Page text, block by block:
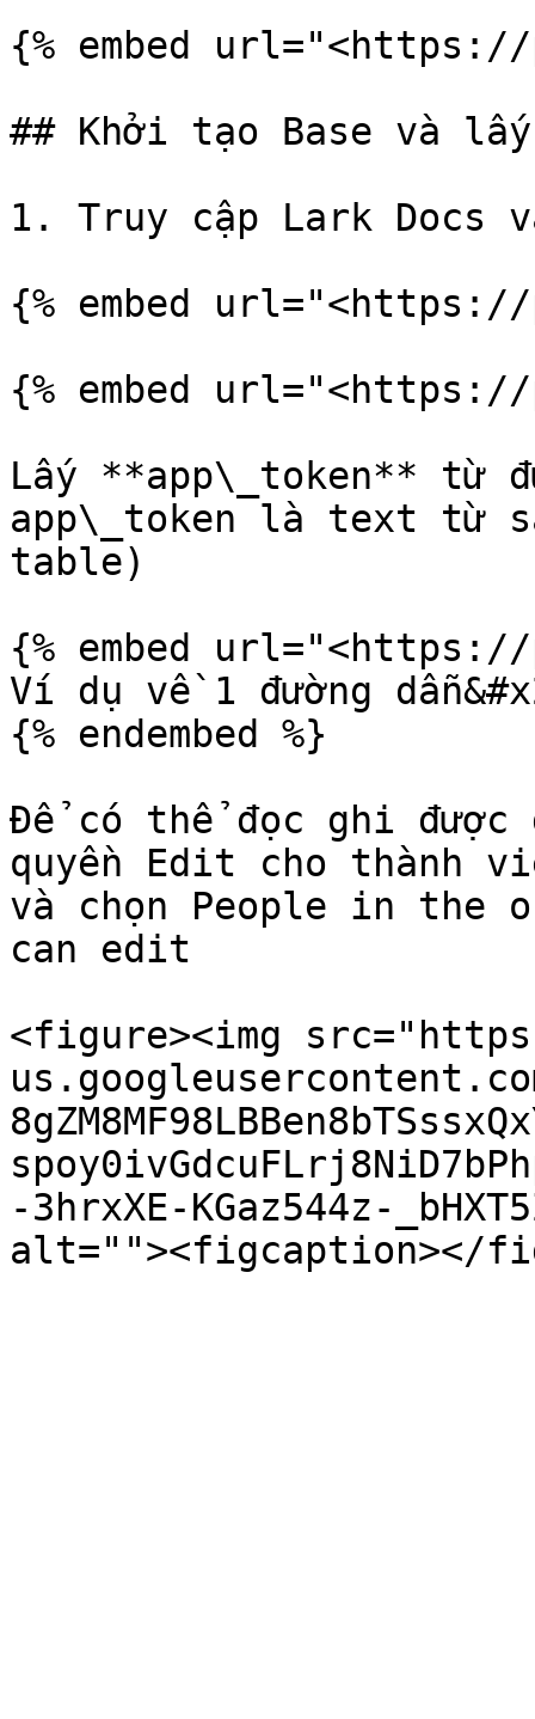
{% embed url="<https://
## Khởi tạo Base và
1. Truy cập Lark Docs
{% embed url="<https://
{% embed url="<https://
Lấy **app\_token** từ
app\_token là text từ
table)
{% embed url="<https://
Ví dụ về 1 đường
{% endembed %}
Để có thể đọc ghi
quyền Edit cho thành
và chọn People in the
can edit
<figure><img
-3hrxXE-KGaz544z-